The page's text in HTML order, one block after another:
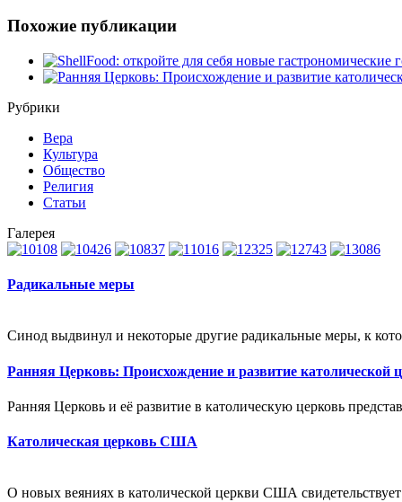
Похожие публикации
Рубрики
Вера
Культура
Общество
Религия
Статьи
Галерея
Радикальные меры
Синод выдвинул и некоторые другие радикальные меры, к
Ранняя Церковь: Происхождение и развитие католической
Ранняя Церковь и её развитие в католическую церковь
Католическая церковь США
О новых веяниях в католической церкви США